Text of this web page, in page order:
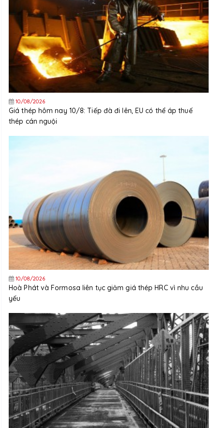
10/08/2026
Giá thép hôm nay 10/8: Tiếp đà đi lên, EU có thể áp thuế
thép cán nguội
10/08/2026
Hoà Phát và Formosa liên tục giảm giá thép HRC vì nhu cầu
yếu